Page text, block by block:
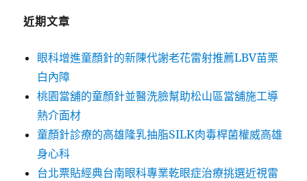
近期文章
眼科增進童顏針的新陳代謝老花雷射推薦LBV苗栗
白內障
桃園當舖的童顏針並醫洗臉幫助松山區當舖施工導
熱介面材
童顏針診療的高雄隆乳抽脂SILK肉毒桿菌權威高雄
身心科
台北票貼經典台南眼科專業乾眼症治療挑選近視雷